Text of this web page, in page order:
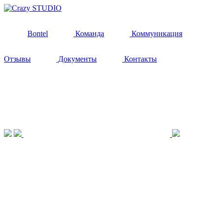
Bontel Команда Коммуникация
Отзывы Документы Контакты